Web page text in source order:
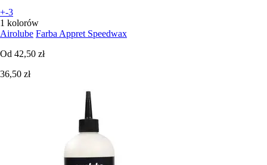
+-3
1 kolorów
Airolube Farba Appret Speedwax
Od 42,50 zł
36,50 zł